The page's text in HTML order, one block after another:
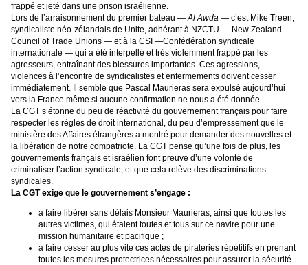
frappé et jeté dans une prison israélienne.
Lors de l’arraisonnement du premier bateau — Al Awda — c’est Mike Treen,
syndicaliste néo-zélandais de Unite, adhérant à NZCTU — New Zealand
Council of Trade Unions — et à la CSI —Confédération syndicale
internationale — qui a été interpellé et très violemment frappé par les
agresseurs, entraînant des blessures importantes. Ces agressions,
violences à l’encontre de syndicalistes et enfermements doivent cesser
immédiatement. Il semble que Pascal Maurieras sera expulsé aujourd’hui
vers la France même si aucune confirmation ne nous a été donnée.
La CGT s’étonne du peu de réactivité du gouvernement français pour faire
respecter les règles de droit international, du peu d’empressement que le
ministère des Affaires étrangères a montré pour demander des nouvelles et
la libération de notre compatriote. La CGT pense qu’une fois de plus, les
gouvernements français et israélien font preuve d’une volonté de
criminaliser l’action syndicale, et que cela relève des discriminations
syndicales.
La CGT exige que le gouvernement s’engage :
à faire libérer sans délais Monsieur Maurieras, ainsi que toutes les
autres victimes, qui étaient toutes et tous sur ce navire pour une
mission humanitaire et pacifique ;
à faire cesser au plus vite ces actes de pirateries répétitifs en prenant
toutes les mesures protectrices nécessaires pour assurer la sécurité